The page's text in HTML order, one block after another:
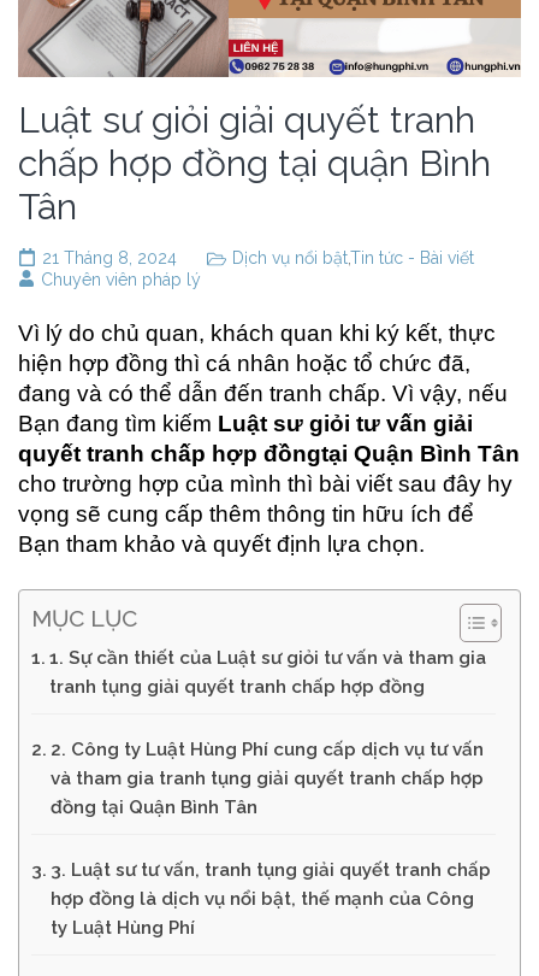
Luật sư giỏi giải quyết tranh
chấp hợp đồng tại quận Bình
Tân
21 Tháng 8, 2024 Dịch vụ nổi bậtTin tức - Bài viết
Chuyên viên pháp lý
Vì lý do chủ quan, khách quan khi ký kết, thực
hiện hợp đồng thì cá nhân hoặc tổ chức đã,
đang và có thể dẫn đến tranh chấp. Vì vậy, nếu
Bạn đang tìm kiếm Luật sư giỏi tư vấn giải
quyết tranh chấp hợp đồngtại Quận Bình Tân
cho trường hợp của mình thì bài viết sau đây hy
vọng sẽ cung cấp thêm thông tin hữu ích để
Bạn tham khảo và quyết định lựa chọn.
MỤC LỤC
1. Sự cần thiết của Luật sư giỏi tư vấn và tham gia
tranh tụng giải quyết tranh chấp hợp đồng
2. Công ty Luật Hùng Phí cung cấp dịch vụ tư vấn
và tham gia tranh tụng giải quyết tranh chấp hợp
đồng tại Quận Bình Tân
3. Luật sư tư vấn, tranh tụng giải quyết tranh chấp
hợp đồng là dịch vụ nổi bật, thế mạnh của Công
ty Luật Hùng Phí